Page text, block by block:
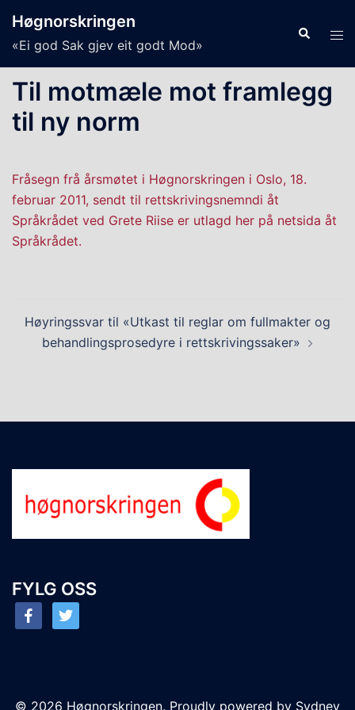
content
Høgnorskringen
«Ei god Sak gjev eit godt Mod»
Search
Til motmæle mot framlegg
til ny norm
Fråsegn frå årsmøtet i Høgnorskringen i Oslo, 18.
februar 2011, sendt til rettskrivingsnemndi åt
Språkrådet ved Grete Riise er utlagd her på netsida åt
Språkrådet.
navigation
Høyringssvar til «Utkast til reglar om fullmakter og
behandlingsprosedyre i rettskrivingssaker»
FYLG OSS
facebooktwitter
© 2026 Høgnorskringen. Proudly powered by Sydney